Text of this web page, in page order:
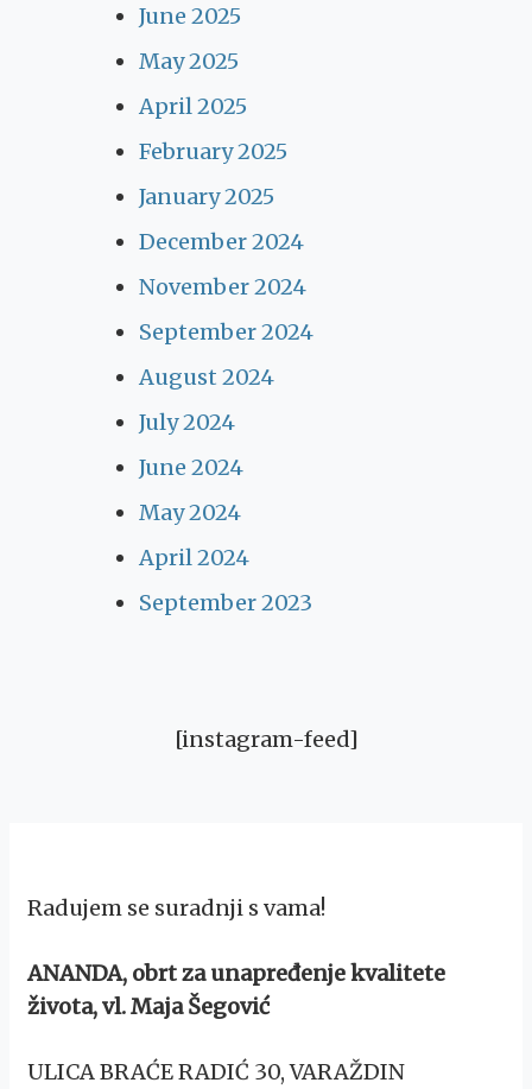
June 2025
May 2025
April 2025
February 2025
January 2025
December 2024
November 2024
September 2024
August 2024
July 2024
June 2024
May 2024
April 2024
September 2023
[instagram-feed]
Radujem se suradnji s vama!
ANANDA, obrt za unapređenje kvalitete
života, vl. Maja Šegović
ULICA BRAĆE RADIĆ 30, VARAŽDIN